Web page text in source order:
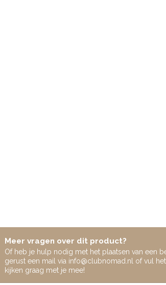
Meer vragen over dit product?
Of heb je hulp nodig met het plaatsen van een
gerust een mail via info@clubnomad.nl
of vul
kijken graag met je mee!